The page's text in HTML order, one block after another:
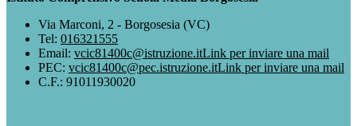
Via Marconi, 2 - Borgosesia (VC)
Tel: 016321555
Email: vcic81400c@istruzione.itLink per inviare una mail
PEC: vcic81400c@pec.istruzione.itLink per inviare una mail
C.F.: 91011930020